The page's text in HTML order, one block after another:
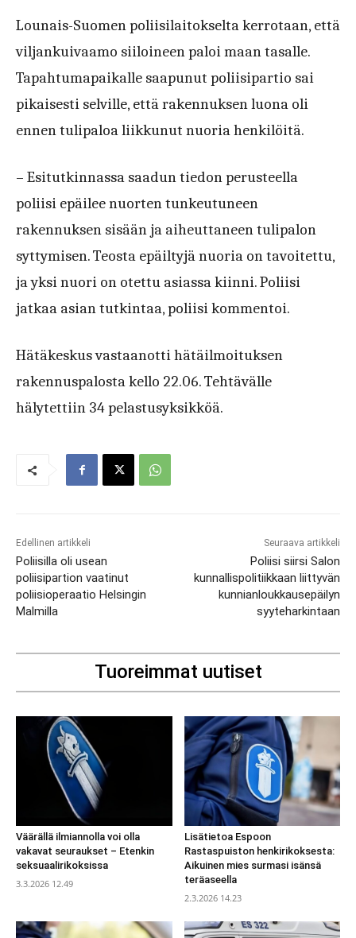
Lounais-Suomen poliisilaitokselta kerrotaan, että
viljankuivaamo siiloineen paloi maan tasalle.
Tapahtumapaikalle saapunut poliisipartio sai
pikaisesti selville, että rakennuksen luona oli
ennen tulipaloa liikkunut nuoria henkilöitä.
– Esitutkinnassa saadun tiedon perusteella
poliisi epäilee nuorten tunkeutuneen
rakennuksen sisään ja aiheuttaneen tulipalon
syttymisen. Teosta epäiltyjä nuoria on tavoitettu,
ja yksi nuori on otettu asiassa kiinni. Poliisi
jatkaa asian tutkintaa, poliisi kommentoi.
Hätäkeskus vastaanotti hätäilmoituksen
rakennuspalosta kello 22.06. Tehtävälle
hälytettiin 34 pelastusyksikköä.
Edellinen artikkeli
Poliisilla oli usean
poliisipartion vaatinut
poliisioperaatio Helsingin
Malmilla
Seuraava artikkeli
Poliisi siirsi Salon
kunnallispolitiikkaan liittyvän
kunnianloukkausepäilyn
syyteharkintaan
Tuoreimmat uutiset
Väärällä ilmiannolla voi olla
vakavat seuraukset – Etenkin
seksuaalirikoksissa
3.3.2026 12.49
Lisätietoa Espoon
Rastaspuiston henkirikoksesta:
Aikuinen mies surmasi isänsä
teräaseella
2.3.2026 14.23